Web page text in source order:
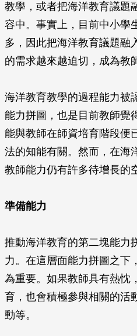
教學，或者把海洋教育議題
容中。事實上，目前中小學
多，因此把海洋教育議題融
的需求越來越迫切，成為教
海洋教育教學的過程能力被
能力拼圖，也是目前教師覺
能與教師在師資培育階段便
法的知能有關。然而，在海
教師能力仍有許多待增長的
準備能力
推動海洋教育的第二塊能力
力。在這層面能力拼圖之下
為重要。如果教師具有熱忱
育，也會積極參與相關的活
動等。